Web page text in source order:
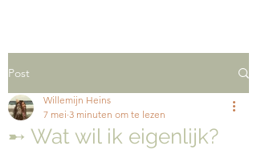
Post
➸ Wat wil ik eigenlijk?
Willemijn Heins
7 mei 3 minuten om te lezen